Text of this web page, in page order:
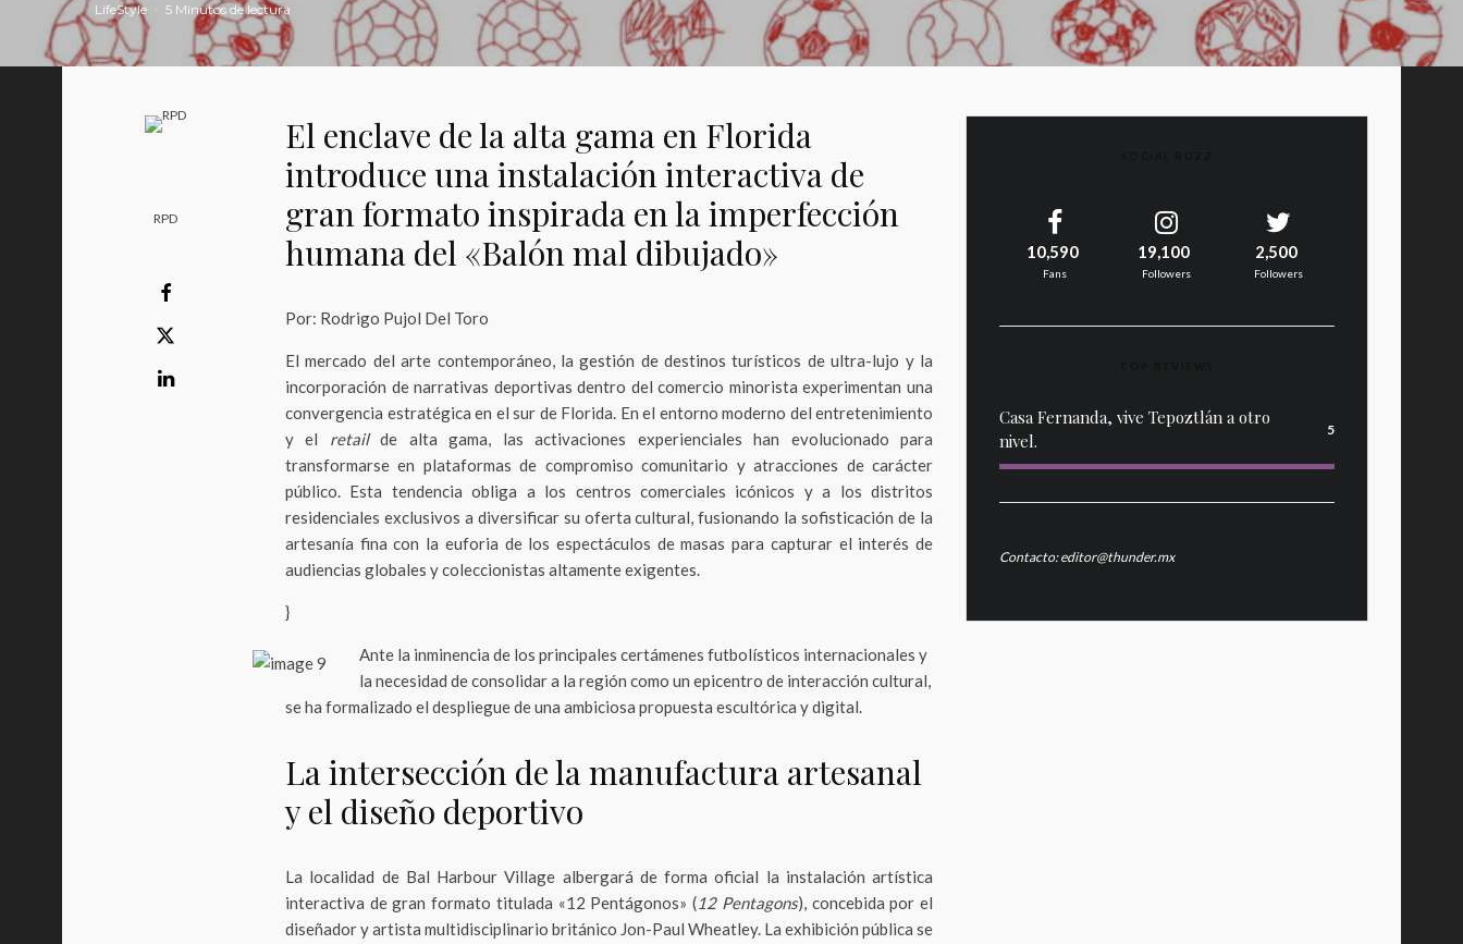
LifeStyle · 5 Minutos de lectura
RPD
El enclave de la alta gama en Florida
introduce una instalación interactiva de
gran formato inspirada en la imperfección
humana del «Balón mal dibujado»
Por: Rodrigo Pujol Del Toro
El mercado del arte contemporáneo, la gestión de destinos turísticos de ultra-lujo y la
incorporación de narrativas deportivas dentro del comercio minorista experimentan una
convergencia estratégica en el sur de Florida. En el entorno moderno del entretenimiento
y el retailde alta gama, las activaciones experienciales han evolucionado para
transformarse en plataformas de compromiso comunitario y atracciones de carácter
público. Esta tendencia obliga a los centros comerciales icónicos y a los distritos
residenciales exclusivos a diversificar su oferta cultural, fusionando la sofisticación de la
artesanía fina con la euforia de los espectáculos de masas para capturar el interés de
audiencias globales y coleccionistas altamente exigentes.
}
Ante la inminencia de los principales certámenes futbolísticos internacionales y
la necesidad de consolidar a la región como un epicentro de interacción cultural,
se ha formalizado el despliegue de una ambiciosa propuesta escultórica y digital.
La intersección de la manufactura artesanal
y el diseño deportivo
La localidad de Bal Harbour Village albergará de forma oficial la instalación artística
interactiva de gran formato titulada «12 Pentágonos» (12 Pentagons), concebida por el
diseñador y artista multidisciplinario británico Jon-Paul Wheatley. La exhibición pública se
10,590
Fans
19,100
Followers
2,500
Followers
Casa Fernanda, vive Tepoztlán a otro
nivel.
5
Contacto: editor@thunder.mx